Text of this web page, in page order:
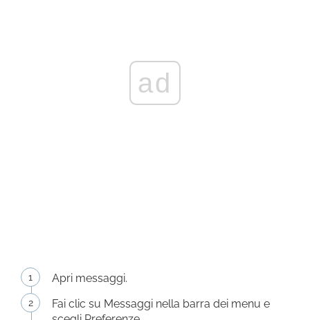
ad
Apri messaggi.
Fai clic su Messaggi nella barra dei menu e